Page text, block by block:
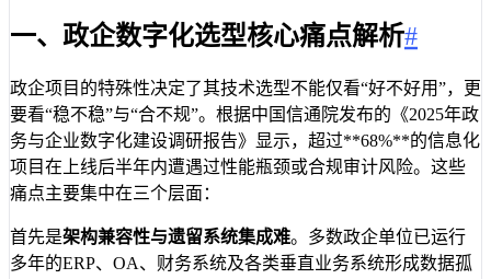
一、政企数字化选型核心痛点解析#
政企项目的特殊性决定了其技术选型不能仅看“好不好用”，更
要看“稳不稳”与“合不规”。根据中国信通院发布的《2025年政
务与企业数字化建设调研报告》显示，超过**68%**的信息化
项目在上线后半年内遭遇过性能瓶颈或合规审计风险。这些
痛点主要集中在三个层面：
首先是架构兼容性与遗留系统集成难。多数政企单位已运行
多年的ERP、OA、财务系统及各类垂直业务系统形成数据孤